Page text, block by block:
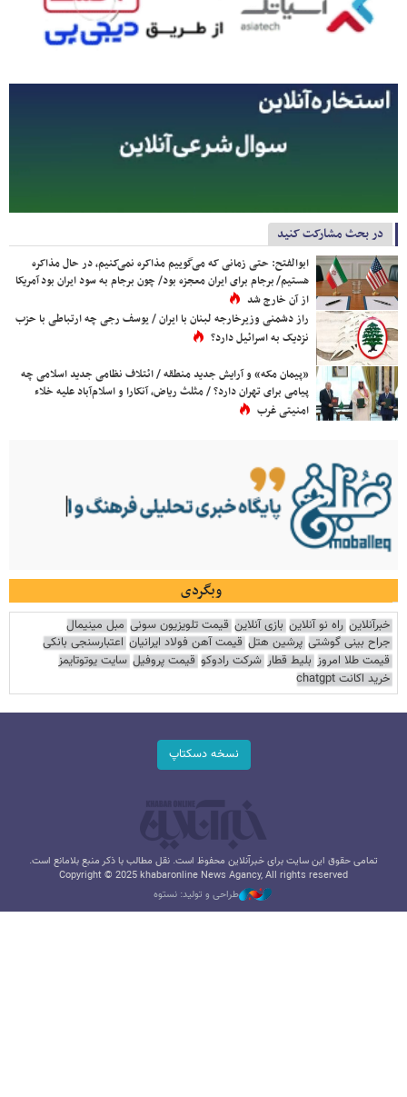
در بحث مشارکت کنید
ابوالفتح: حتی زمانی که می‌گوییم مذاکره نمی‌کنیم، در حال مذاکره
هستیم/ برجام برای ایران معجزه بود/ چون برجام به سود ایران بود آمریکا
از آن خارج شد
راز دشمنی وزیرخارجه لبنان با ایران / یوسف رجی چه ارتباطی با حزب
نزدیک به اسرائیل دارد؟
«پیمان مکه» و آرایش جدید منطقه / ائتلاف نظامی جدید اسلامی چه
پیامی برای تهران دارد؟ / مثلث ریاض، آنکارا و اسلام‌آباد علیه خلاء
امنیتی غرب
وبگردی
خبرآنلاین راه نو آنلاین بازی آنلاین قیمت تلویزیون سونی مبل مینیمال
جراح بینی گوشتی پرشین هتل قیمت آهن فولاد ایرانیان اعتبارسنجی بانکی
قیمت طلا امروز بلیط قطار شرکت رادوکو قیمت پروفیل سایت یوتوتایمز
خرید اکانت chatgpt
نسخه دسکتاپ
تمامی حقوق این سایت برای خبرآنلاین محفوظ است. نقل مطالب با ذکر منبع بلامانع است.
Copyright © 2025 khabaronline News Agancy, All rights reserved
طراحی و تولید: نستوه